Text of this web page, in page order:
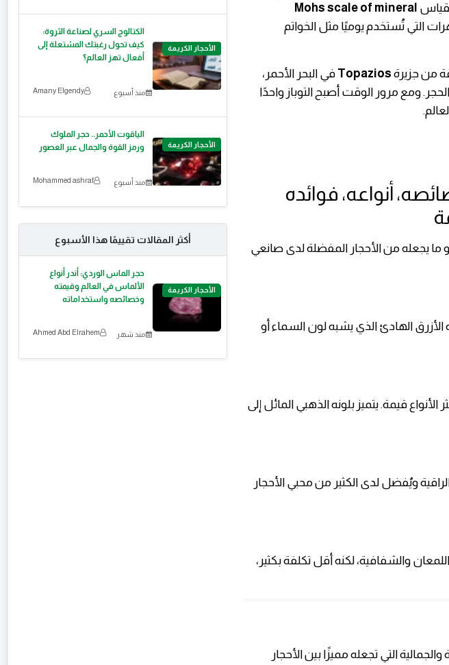
Mohs scale of mineral
التي تُستخدم يوميًا مثل الخواتم
من جزيرة Topazios في البحر الأحمر،
ومع مرور الوقت أصبح التوباز واحدًا
ما يجعله من الأحجار المفضلة لدى صانعي
الأزرق الهادئ الذي يشبه لون السماء أو
الأنواع قيمة. يتميز بلونه الذهبي المائل إلى
ويُفضل لدى الكثير من محبي الأحجار
والشفافية، لكنه أقل تكلفة بكثير،
التي تجعله مميزًا بين الأحجار
الأحجار الكريمة
الكتالوج السري لصناعة الثروة:
كيف تحول رغبتك المشتعلة إلى
أفعال تهز العالم؟
منذ أسبوع Amany Elgendy
الأحجار الكريمة
الياقوت الأحمر.. حجر الملوك
ورمز القوة والجمال عبر العصور
منذ أسبوع Mohammed ashraf
أكثر المقالات تقييمًا هذا الأسبوع
الأحجار الكريمة
حجر الماس الوردي: أندر أنواع
الألماس في العالم وقيمته
وخصائصه واستخداماته
منذ شهر Ahmed Abd Elrahem